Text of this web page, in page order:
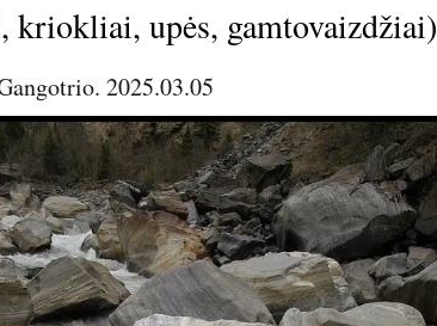
upės, gamtovaizdžiai)
2025.03.05